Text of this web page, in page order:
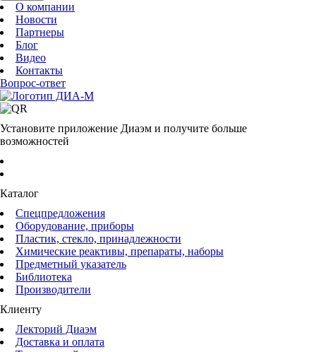
О компании
Новости
Партнеры
Блог
Видео
Контакты
Вопрос-ответ
Установите приложение Диаэм и получите больше
возможностей
Каталог
Спецпредложения
Оборудование, приборы
Пластик, стекло, принадлежности
Химические реактивы, препараты, наборы
Предметный указатель
Библиотека
Производители
Клиенту
Лекторий Диаэм
Доставка и оплата